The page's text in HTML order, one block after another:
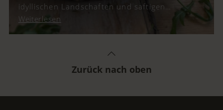
idyllischen Landschaften und saftigen
Obstgärten, sondern auch durch seinen
Apfelbäume und Mostheurigen hinaus. Eine
gastronomische Neuinterpretation, die
Weiterlesen
Zurück nach oben